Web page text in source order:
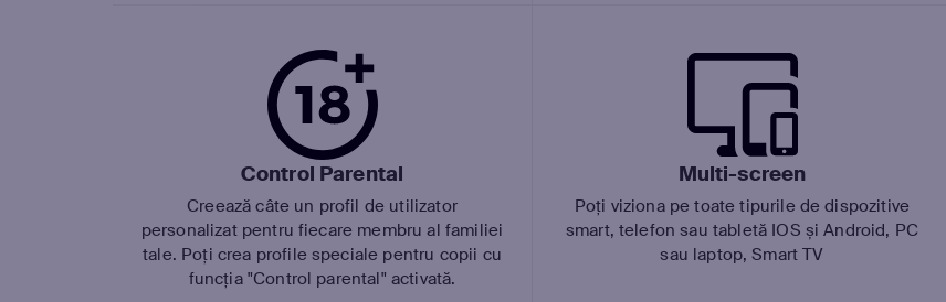
Control Parental
Creează câte un profil de utilizator
personalizat pentru fiecare membru al familiei
tale. Poți crea profile speciale pentru copii cu
funcția "Control parental" activată.
Multi-screen
Poți viziona pe toate tipurile de dispozitive
smart, telefon sau tabletă IOS și Android, PC
sau laptop, Smart TV